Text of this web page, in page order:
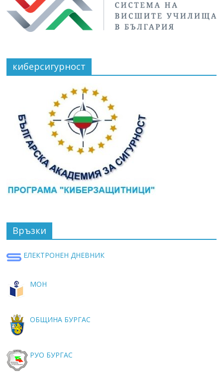
киберсигурност
Връзки
ЕЛЕКТРОНЕН ДНЕВНИК
МОН
ОБЩИНА БУРГАС
РУО БУРГАС